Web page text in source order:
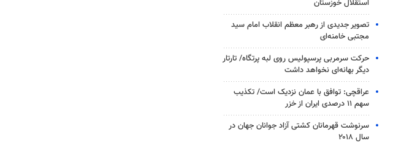
استقلال خوزستان
تصویر جدیدی از رهبر معظم انقلاب امام سید
مجتبی خامنه‌ای
حرکت سرمربی پرسپولیس روی لبه پرتگاه/ تارتار
دیگر بهانه‌ای نخواهد داشت
عراقچی: توافق با عمان نزدیک است/ تکذیب
سهم ۱۱ درصدی ایران از خزر
سرنوشت قهرمانان کشتی آزاد جوانان جهان در
سال ۲۰۱۸